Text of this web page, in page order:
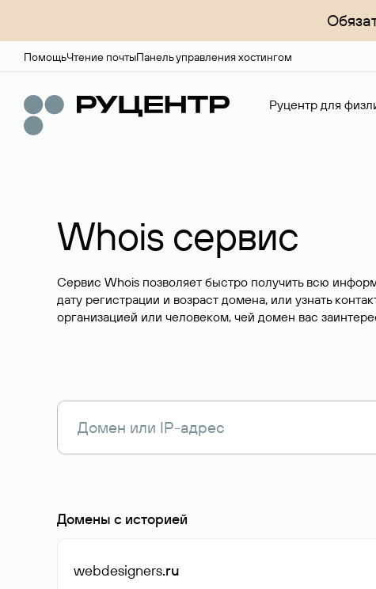
ПомощьЧтение почтыПанель управления хостингом
Руцентр для
Whois сервис
Сервис Whois позволяет быстро получить всю
дату регистрации и возраст домена, или узнать
организацией или человеком, чей домен вас
Домены с историей
webdesigners.ru